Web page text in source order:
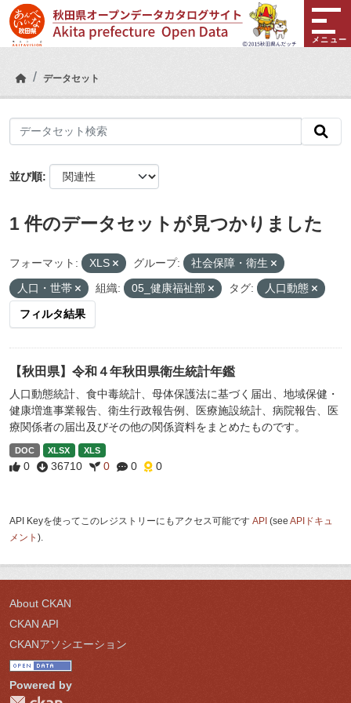
Skip to main content
メニュー
データセット
並び順
1 件のデータセットが見つかりました
フォーマット: XLS グループ:
社会保障・衛生
人口・世帯
組織: 05_健康福祉部 タグ: 人口動態
フィルタ結果
【秋田県】令和４年秋田県衛生統計年鑑
人口動態統計、食中毒統計、母体保護法に基づく届出、地域保健・
健康増進事業報告、衛生行政報告例、医療施設統計、病院報告、医
療関係者の届出及びその他の関係資料をまとめたものです。
DOC XLSX XLS
0 36710 0 0 0
API Keyを使ってこのレジストリーにもアクセス可能です API (see APIドキュ
メント ).
About CKAN
CKAN API
CKANアソシエーション
Powered by